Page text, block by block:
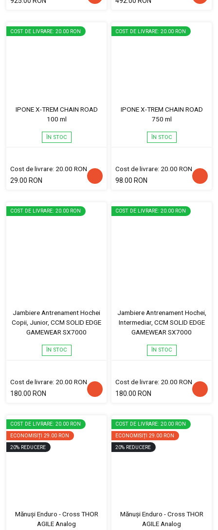
COST DE LIVRARE: 20.00 RON
IPONE X-TREM CHAIN ROAD
100 ml
ÎN STOC
Cost de livrare: 20.00 RON
29.00 RON
COST DE LIVRARE: 20.00 RON
IPONE X-TREM CHAIN ROAD
750 ml
ÎN STOC
Cost de livrare: 20.00 RON
98.00 RON
COST DE LIVRARE: 20.00 RON
Jambiere Antrenament Hochei
Copii, Junior, CCM SOLID EDGE
GAMEWEAR SX7000
ÎN STOC
Cost de livrare: 20.00 RON
180.00 RON
COST DE LIVRARE: 20.00 RON
Jambiere Antrenament Hochei,
Intermediar, CCM SOLID EDGE
GAMEWEAR SX7000
ÎN STOC
Cost de livrare: 20.00 RON
180.00 RON
COST DE LIVRARE: 20.00 RON
ECONOMISIȚI 29.00 RON
20% REDUCERE
Mănuși Enduro - Cross THOR
AGILE Analog
COST DE LIVRARE: 20.00 RON
ECONOMISIȚI 29.00 RON
20% REDUCERE
Mănuși Enduro - Cross THOR
AGILE Analog